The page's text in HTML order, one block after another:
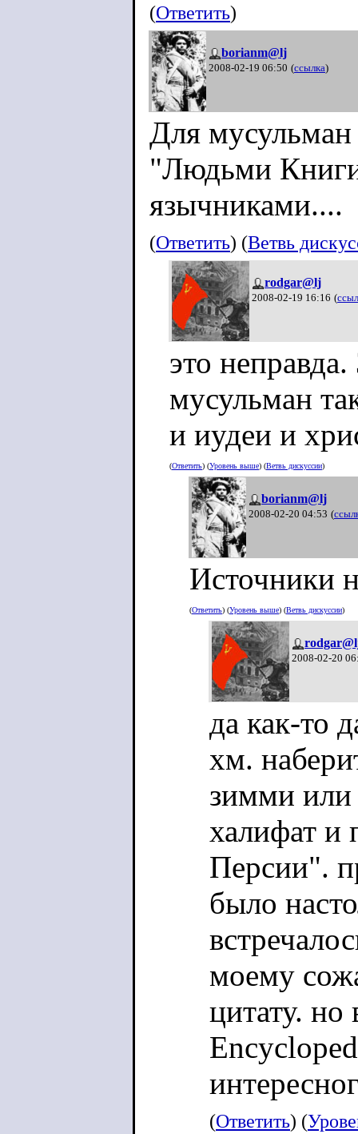
(Ответить)
borianm@lj
2008-02-19 06:50 (ссылка)
Для
"Людьми
язычниками....
(Ответить) (Ветвь
rodgar@lj
2008-02-19 16:16 (
это
мусульман
и иудеи и
(Ответить) (Уровень выше) (Ветвь дискуссии)
borianm@lj
2008-02-20 04:53 (
Источники
(Ответить) (Уровень выше) (Ветвь дискуссии)
2008-02-20
да как-то
хм.
зимми или
халифат и
Персии".
было
моему
цитату. но
(Ответить) (